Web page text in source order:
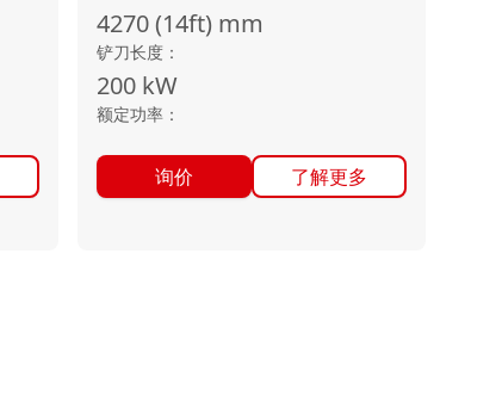
4270 (14ft) mm
铲刀长度 ：
200 kW
额定功率 ：
询价 了解更多